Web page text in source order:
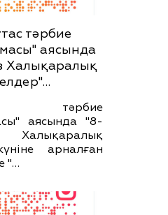
тәрбие
аясында
Халықаралық
тәрбие
аясында "8-
арналған
"…